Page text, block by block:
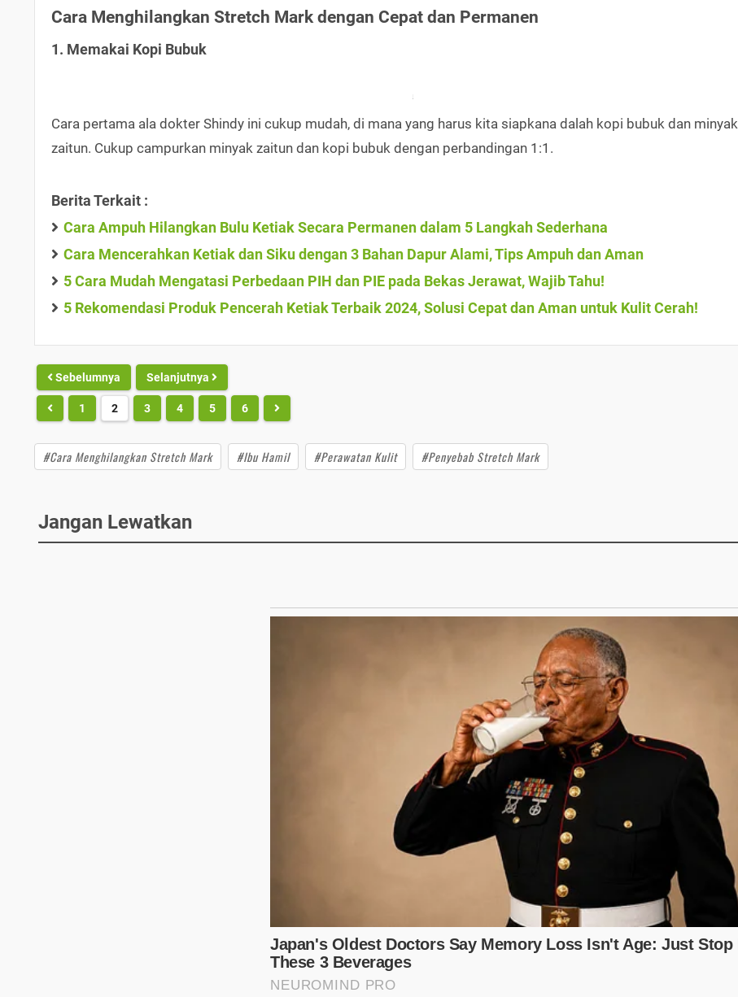
Cara Menghilangkan Stretch Mark dengan Cepat dan Permanen
1. Memakai Kopi Bubuk
Cara pertama ala dokter Shindy ini cukup mudah, di mana yang harus kita siapkana dalah kopi bubuk dan minyak
zaitun. Cukup campurkan minyak zaitun dan kopi bubuk dengan perbandingan 1:1.
Berita Terkait :
Cara Ampuh Hilangkan Bulu Ketiak Secara Permanen dalam 5 Langkah Sederhana
Cara Mencerahkan Ketiak dan Siku dengan 3 Bahan Dapur Alami, Tips Ampuh dan Aman
5 Cara Mudah Mengatasi Perbedaan PIH dan PIE pada Bekas Jerawat, Wajib Tahu!
5 Rekomendasi Produk Pencerah Ketiak Terbaik 2024, Solusi Cepat dan Aman untuk Kulit Cerah!
Sebelumnya Selanjutnya
1 2 3 4 5 6
#Cara Menghilangkan Stretch Mark #Ibu Hamil #Perawatan Kulit #Penyebab Stretch Mark
Jangan Lewatkan